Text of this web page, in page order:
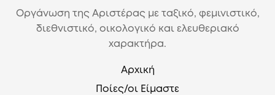
Οργάνωση της Αριστέρας με ταξικό, φεμινιστικό,
διεθνιστικό, οικολογικό και ελευθεριακό
χαρακτήρα.
Αρχική
Ποίες/οι Είμαστε